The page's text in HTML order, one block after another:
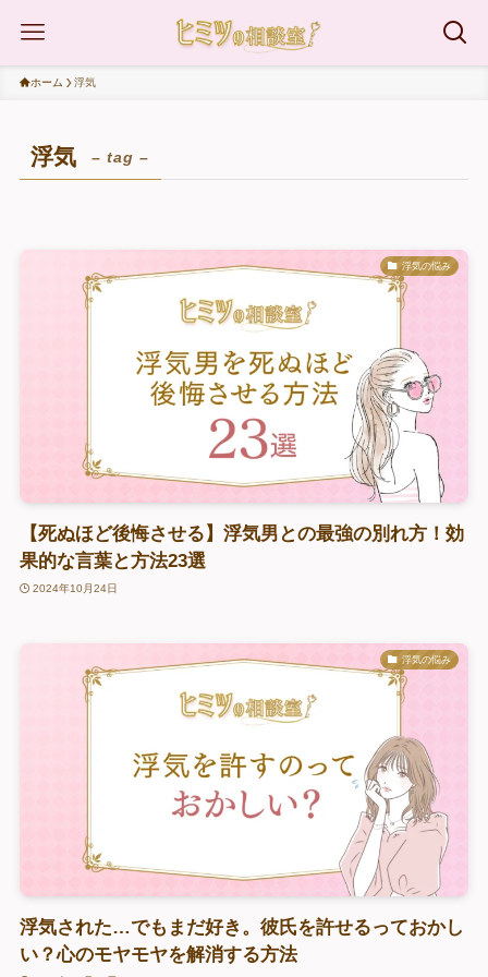
ホーム 浮気
浮気 – tag –
浮気の悩み
【死ぬほど後悔させる】浮気男との最強の別れ方！効
果的な言葉と方法23選
2024年10月24日
浮気の悩み
浮気された…でもまだ好き。彼氏を許せるっておかし
い？心のモヤモヤを解消する方法